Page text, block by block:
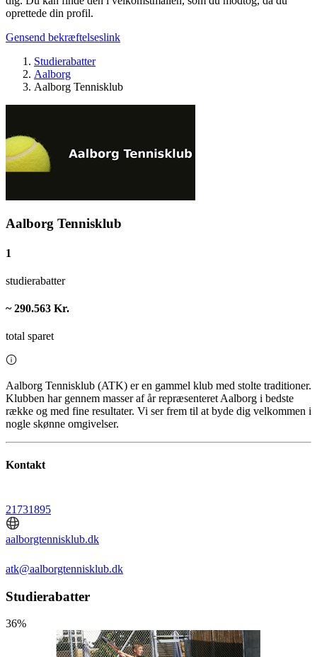
oprettede din profil.
Gensend bekræftelseslink
Studierabatter
Aalborg
Aalborg Tennisklub
Aalborg Tennisklub
1
studierabatter
~ 290.563 Kr.
total sparet
Aalborg Tennisklub (ATK) er en gammel klub med stolte traditioner.
Klubben har gennem masser af år repræsenteret Aalborg i bedste
række og med fine resultater. Vi ser frem til at byde dig velkommen i
nogle skønne omgivelser.
Kontakt
21731895
aalborgtennisklub.dk
atk@aalborgtennisklub.dk
Studierabatter
36%